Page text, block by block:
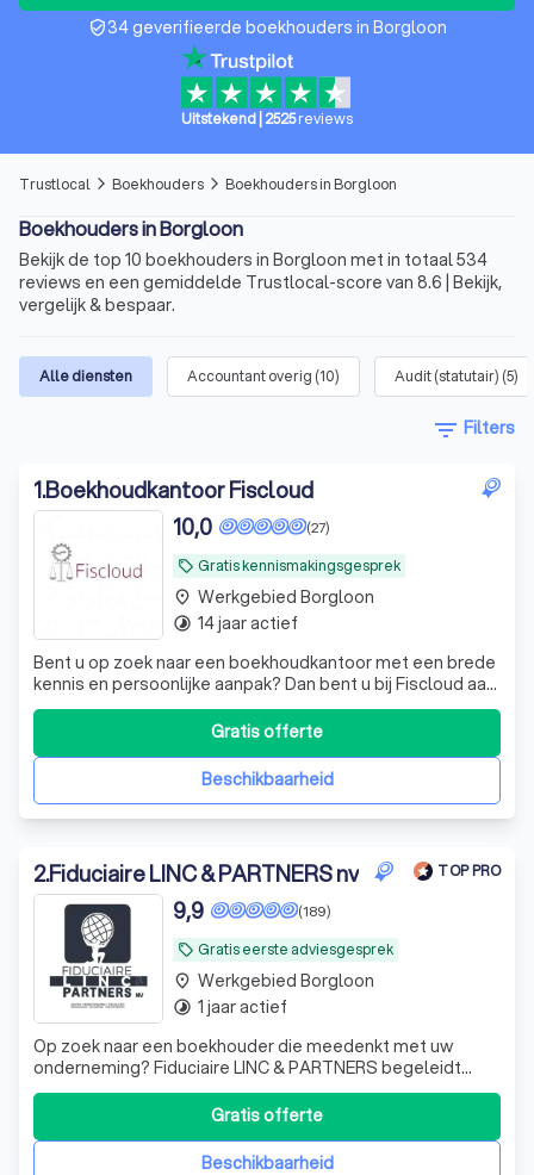
verified_user34 geverifieerde boekhouders in Borgloon
Uitstekend 2525reviews
Trustlocal arrow_forward_ios Boekhouders arrow_forward_ios Boekhouders in Borgloon
Boekhouders in Borgloon
Bekijk de top 10 boekhouders in Borgloon met in totaal 534
reviews en een gemiddelde Trustlocal-score van 8.6 | Bekijk,
vergelijk & bespaar.
Alle diensten Accountant overig (10) Audit (statutair) (5)
filter_list Filters
1.Boekhoudkantoor Fiscloud
local_offer Gratis kennismakingsgesprek
(27)
10,0
Bent u op zoek naar een boekhoudkantoor met een brede
kennis en persoonlijke aanpak? Dan bent u bij Fiscloud aan
het juiste adres! Aarzel niet om ons te contacteren voor
een eerste kennismaking.
Beschikbaarheid
Gratis offerte
place Werkgebied Borgloon
timelapse 14 jaar actief
2.Fiduciaire LINC & PARTNERS nv TOP PRO
local_offer Gratis eerste adviesgesprek
(189)
9,9
Op zoek naar een boekhouder die meedenkt met uw
onderneming? Fiduciaire LINC & PARTNERS begeleidt
zelfstandigen en kmo’s met duidelijke boekhouding,
fiscaal advies en persoonlijke opvolging.
Beschikbaarheid
Gratis offerte
place Werkgebied Borgloon
timelapse 1 jaar actief